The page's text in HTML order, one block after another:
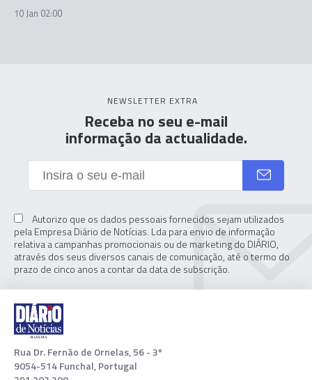
10 Jan 02:00
NEWSLETTER EXTRA
Receba no seu e-mail
informação da actualidade.
Autorizo que os dados pessoais fornecidos sejam utilizados
pela Empresa Diário de Notícias. Lda para envio de informação
relativa a campanhas promocionais ou de marketing do DIÁRIO,
através dos seus diversos canais de comunicação, até o termo do
prazo de cinco anos a contar da data de subscrição.
Rua Dr. Fernão de Ornelas, 56 - 3º
9054-514 Funchal, Portugal